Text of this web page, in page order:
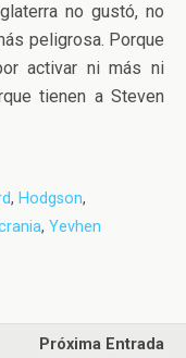
no gustó, no
peligrosa. Porque
activar ni más ni
tienen a Steven
, Hodgson,
, Yevhen
Próxima Entrada